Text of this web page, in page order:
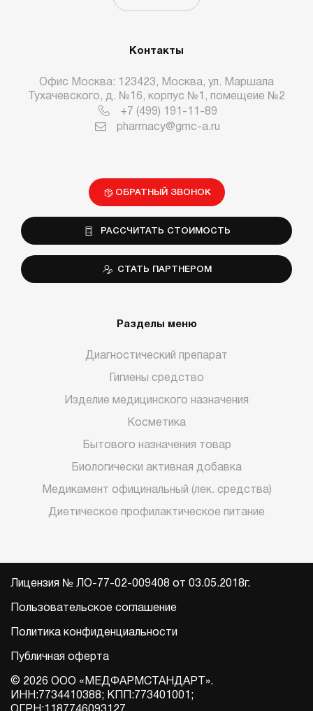
Контакты
Офис Москва: 123423, Москва, ул. Маршала
Тухачевского, д. №16, корпус №1, помещеие №2
+7 (499) 191-11-89
pharmacy@gmc-a.ru
ОБРАТНЫЙ ЗВОНОК
РАССЧИТАТЬ СТОИМОСТЬ
СТАТЬ ПАРТНЕРОМ
Разделы меню
Диагностический препарат
Гигиены средство
Изделие медицинского назначения
Косметика
Бытового назначения товар
Биологически активная добавка
Медикамент официнальный (лек. средства)
Диетическое профилактическое питание
Лицензия № ЛО-77-02-009408 от 03.05.2018г.
Пользовательское соглашение
Политика конфиденциальности
Публичная оферта
© 2026 ООО «МЕДФАРМСТАНДАРТ».
ИНН:7734410388; КПП:773401001;